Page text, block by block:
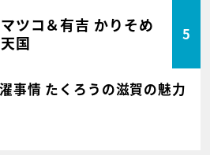
マツコ＆有吉 かりそめ
天国
5
事情 たくろうの滋賀の魅力